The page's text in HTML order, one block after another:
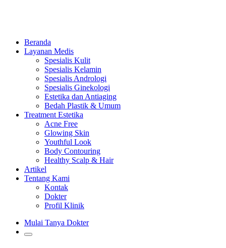
Beranda
Layanan Medis
Spesialis Kulit
Spesialis Kelamin
Spesialis Andrologi
Spesialis Ginekologi
Estetika dan Antiaging
Bedah Plastik & Umum
Treatment Estetika
Acne Free
Glowing Skin
Youthful Look
Body Contouring
Healthy Scalp & Hair
Artikel
Tentang Kami
Kontak
Dokter
Profil Klinik
Mulai Tanya Dokter